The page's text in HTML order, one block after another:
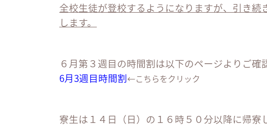
全校生徒が登校するようになりますが、引き
します。
６月第３週目の時間割は以下のページよりご確
6月3週目時間割←こちらをクリック
寮生は１４日（日）の１６時５０分以降に帰寮